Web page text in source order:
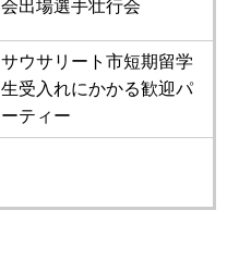
会出場選手壮行会
サウサリート市短期留学
生受入れにかかる歓迎パ
ーティー